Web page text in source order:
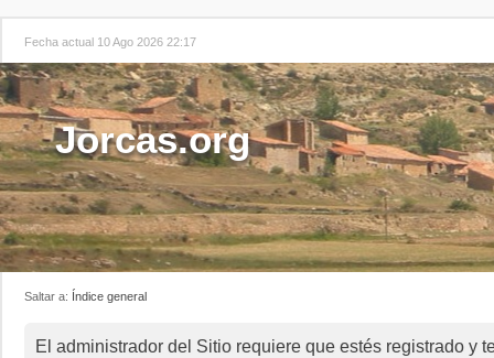
Fecha actual 10 Ago 2026 22:17
Jorcas.org
Saltar a: Índice general
El administrador del Sitio requiere que estés registrado y